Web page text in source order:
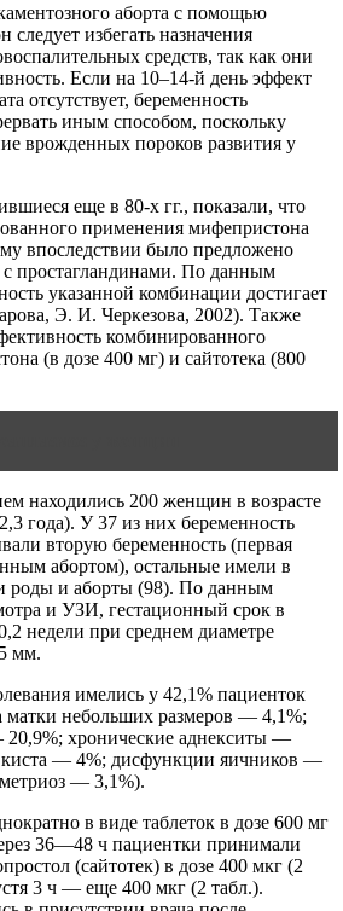
аборта с помощью
следует избегать назначения
средств, так как они
Если на 10–14-й день эффект
отсутствует, беременность
иным способом, поскольку
врожденных пороков развития у
еще в 80-х гг., показали, что
применения мифепристона
впоследствии было предложено
с простагландинами. По данным
указанной комбинации достигает
Э. И. Черкезова, 2002). Также
комбинированного
(в дозе 400 мг) и сайтотека (800
находились 200 женщин в возрасте
года). У 37 из них беременность
вторую беременность (первая
абортом), остальные имели в
роды и аборты (98). По данным
и УЗИ, гестационный срок в
недели при среднем диаметре
мм.
имелись у 42,1% пациенток
матки небольших размеров — 4,1%;
хронические аднекситы —
киста — 4%; дисфункции яичников —
— 3,1%).
в виде таблеток в дозе 600 мг
36—48 ч пациентки принимали
(сайтотек) в дозе 400 мкг (2
3 ч — еще 400 мкг (2 табл.).